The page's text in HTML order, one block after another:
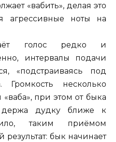
«вабить», делая это
агрессивные ноты на
голос редко и
интервалы подачи
«подстраиваясь под
несколько
при этом от быка
держа дудку ближе к
таким приёмом
результат: бык начинает